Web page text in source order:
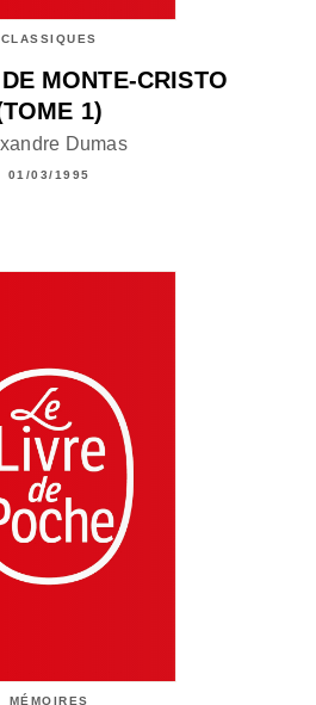
CLASSIQUES
MONTE-CRISTO
1)
Dumas
01/03/1995
MÉMOIRES